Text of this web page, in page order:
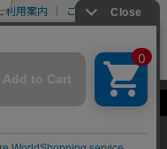
す。Cookieの使用に同意いた
利用案内
ご利用規約
法
会社案内
All Rights Reserved.